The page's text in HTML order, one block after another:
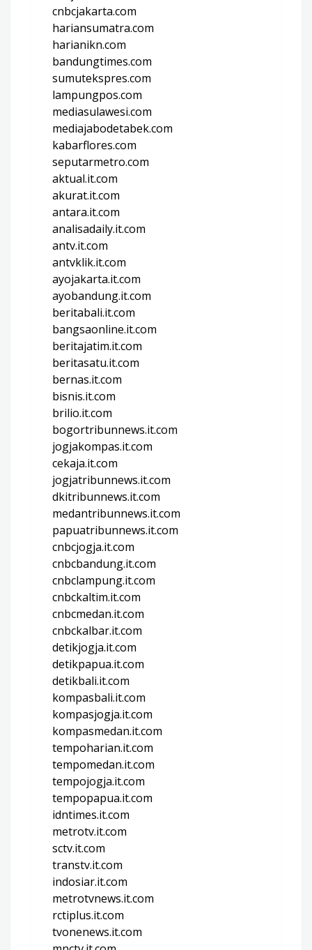
cnbcjakarta.com
hariansumatra.com
harianikn.com
bandungtimes.com
sumutekspres.com
lampungpos.com
mediasulawesi.com
mediajabodetabek.com
kabarflores.com
seputarmetro.com
aktual.it.com
akurat.it.com
antara.it.com
analisadaily.it.com
antv.it.com
antvklik.it.com
ayojakarta.it.com
ayobandung.it.com
beritabali.it.com
bangsaonline.it.com
beritajatim.it.com
beritasatu.it.com
bernas.it.com
bisnis.it.com
brilio.it.com
bogortribunnews.it.com
jogjakompas.it.com
cekaja.it.com
jogjatribunnews.it.com
dkitribunnews.it.com
medantribunnews.it.com
papuatribunnews.it.com
cnbcjogja.it.com
cnbcbandung.it.com
cnbclampung.it.com
cnbckaltim.it.com
cnbcmedan.it.com
cnbckalbar.it.com
detikjogja.it.com
detikpapua.it.com
detikbali.it.com
kompasbali.it.com
kompasjogja.it.com
kompasmedan.it.com
tempoharian.it.com
tempomedan.it.com
tempojogja.it.com
tempopapua.it.com
idntimes.it.com
metrotv.it.com
sctv.it.com
transtv.it.com
indosiar.it.com
metrotvnews.it.com
rctiplus.it.com
tvonenews.it.com